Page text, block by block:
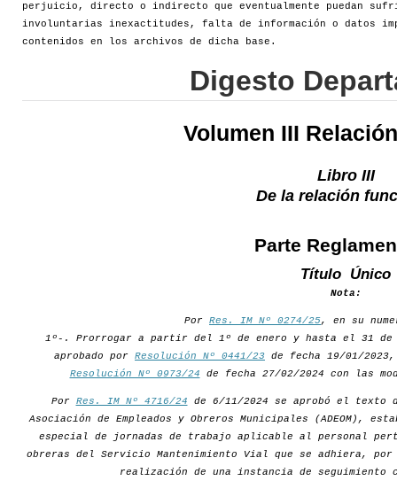
perjuicio, directo o indirecto que eventualmente puedan
involuntarias inexactitudes, falta de información o datos
contenidos en los archivos de dicha base.
Digesto
Volumen III
Libro III
De la relación
Parte
Título Único
Nota:
Por Res. IM Nº 0274/25, en su
1º-. Prorrogar a partir del 1º de enero y hasta el 31 de
aprobado por Resolución Nº 0441/23 de fecha 19/01/
Resolución Nº 0973/24 de fecha 27/02/2024 con las
Por Res. IM Nº 4716/24 de 6/11/2024 se aprobó el texto
Asociación de Empleados y Obreros Municipales (ADEOM),
especial de jornadas de trabajo aplicable al personal
obreras del Servicio Mantenimiento Vial que se adhiera,
realización de una instancia de seguimiento